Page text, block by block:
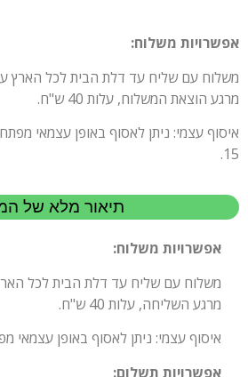
אפשרויות משלוח:
משלוח עם שליח עד דלת הבית לכל הארץ
מרגע הוצאת המשלוח, עלות 40 ש"ח.
איסוף עצמי: ניתן לאסוף באופן עצמאי
15.
תיאור מלא של
אפשרויות משלוח:
משלוח עם שליח עד דלת הבית לכל
מרגע השליחה, עלות 40 ש"ח.
איסוף עצמי: ניתן לאסוף באופן עצמאי
אפשרויות תשלום: